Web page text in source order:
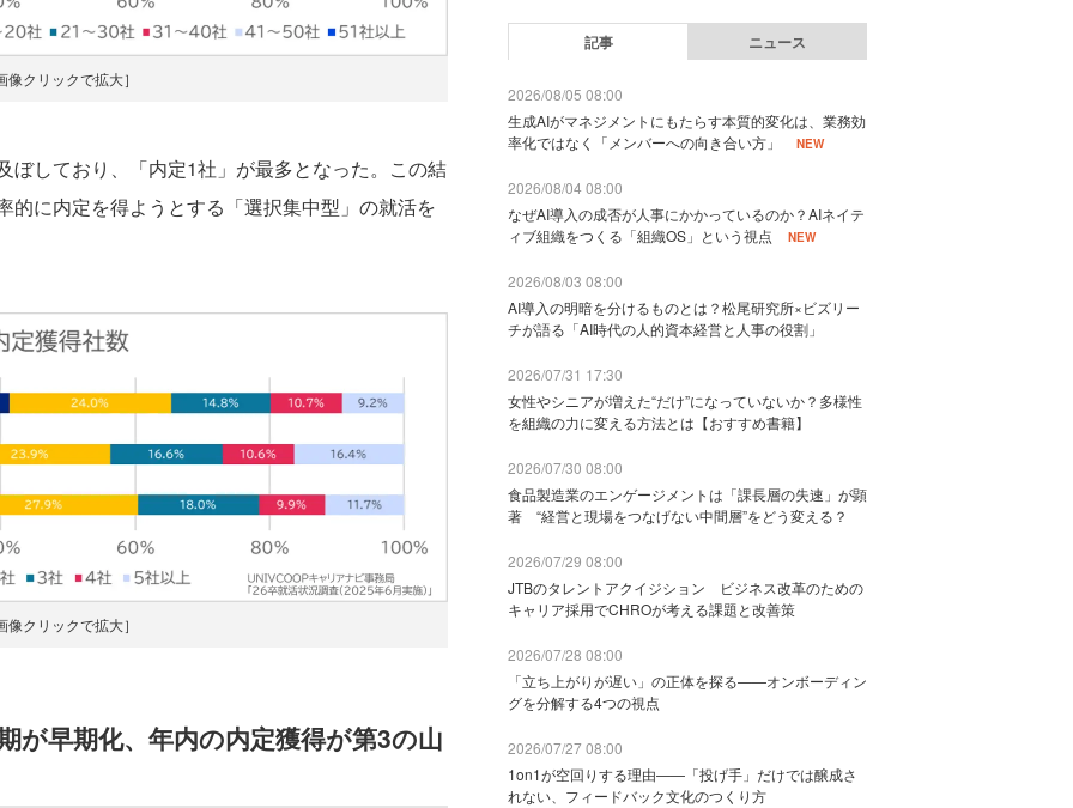
像クリックで拡大］
しており、「内定1社」が最多となった。この結
的に内定を得ようとする「選択集中型」の就活を
像クリックで拡大］
が早期化、年内の内定獲得が第3の山
記事 ニュース
2026/08/05 08:00
生成AIがマネジメントにもたらす本質的変化は、業務効
率化ではなく「メンバーへの向き合い方」
NEW
2026/08/04 08:00
なぜAI導入の成否が人事にかかっているのか？AIネイテ
ィブ組織をつくる「組織OS」という視点
NEW
2026/08/03 08:00
AI導入の明暗を分けるものとは？松尾研究所×ビズリー
チが語る「AI時代の人的資本経営と人事の役割」
2026/07/31 17:30
女性やシニアが増えた“だけ”になっていないか？多様性
を組織の力に変える方法とは【おすすめ書籍】
2026/07/30 08:00
食品製造業のエンゲージメントは「課長層の失速」が顕
著 “経営と現場をつなげない中間層”をどう変える？
2026/07/29 08:00
JTBのタレントアクイジション ビジネス改革のための
キャリア採用でCHROが考える課題と改善策
2026/07/28 08:00
「立ち上がりが遅い」の正体を探る——オンボーディン
グを分解する4つの視点
2026/07/27 08:00
1on1が空回りする理由——「投げ手」だけでは醸成さ
れない、フィードバック文化のつくり方